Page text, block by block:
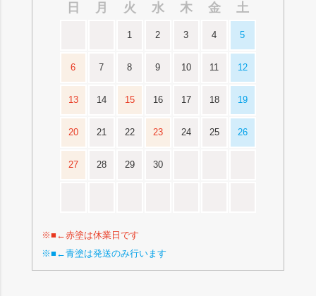
日
月 火 水 木 金 土
1 2 3 4 5
6 7 8 9 10 11 12
13 14 15 16 17 18 19
20 21 22 23 24 25 26
27 28 29 30
※■←赤塗は休業日です
※■←青塗は発送のみ行います